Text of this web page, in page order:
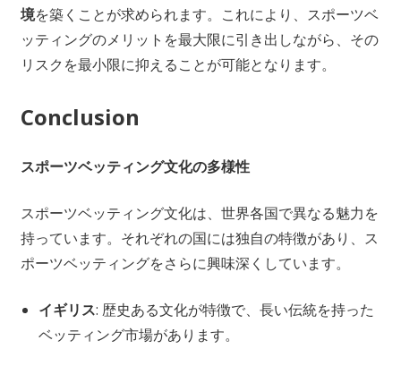
境を築くことが求められます。これにより、スポーツベ
ッティングのメリットを最大限に引き出しながら、その
リスクを最小限に抑えることが可能となります。
Conclusion
スポーツベッティング文化の多様性
スポーツベッティング文化は、世界各国で異なる魅力を
持っています。それぞれの国には独自の特徴があり、ス
ポーツベッティングをさらに興味深くしています。
イギリス: 歴史ある文化が特徴で、長い伝統を持った
ベッティング市場があります。